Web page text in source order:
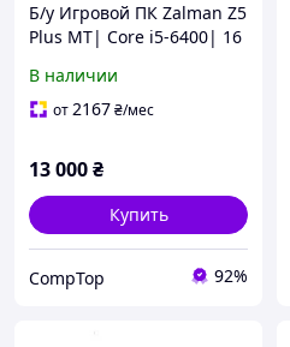
Б/у Игровой ПК Zalman Z5
Plus MT| Core i5-6400| 16
1000 GB HDD| Radeon RX
470 4GB
В наличии
от2167₴/мес
13 000₴
Купить
CompTop 92%